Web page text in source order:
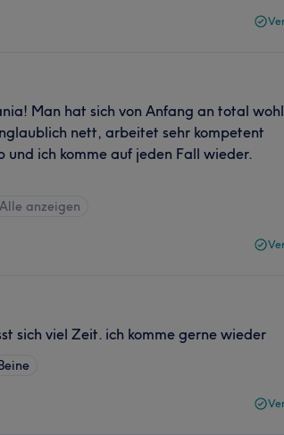
Man hat sich von Anfang an total wohl
nett, arbeitet sehr kompetent
und ich komme auf jeden Fall wieder.
Alle anzeigen
sich viel Zeit. ich komme gerne wieder